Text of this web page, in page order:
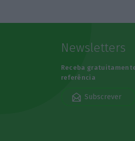
Newsletters
Receba
referência
Subscrever